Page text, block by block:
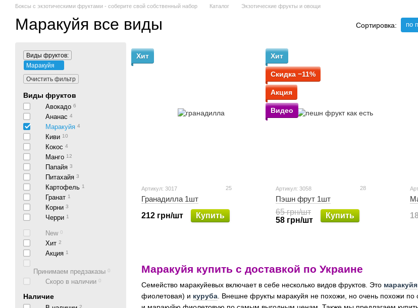
Боксы с экзотическими фруктами - соберите свой собственный набор Каталог Экзотические фрукты и овощи
Маракуйя все виды Сортировка: по
Маракуйя купить с доставкой по Украине
Семейство маракуйевых включает в себе несколько видов фруктов. Это маракуйя
фиолетовая) и куруба . Внешне фрукты маракуйя не похожи, но очень похожи
Хит
Артикул: 3017 25
Гранадилла 1шт
212 грн/шт
Купить
Хит
Скидка −11%
Акция
Видео
Артикул: 3058 28
Пэшн фрут 1шт
65 грн/шт
58 грн/шт
Купить
Виды фруктов:
Маракуйя
Очистить фильтр
Виды фруктов
Авокадо 6
Ананас 4
Маракуйя 4
Киви 10
Кокос 4
Манго 12
Папайя 3
Питахайя 3
Картофель 1
Гранат 1
Корни 3
Черри 1
New 0
Хит 2
Акция 1
Принимаем предзаказы 0
Скоро в наличии 0
Наличие
2